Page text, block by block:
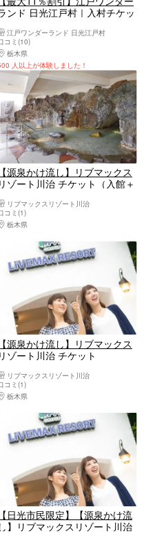
・今市
ンド 日光江戸村｜入村チケッ
江戸ワンダーランド 日光江戸村
コミ(10)
栃木県
人以上が体験しました！
・今市
【源泉かけ流し】リブマックス
リゾート川治 チケット（入館＋
リブマックスリゾート川治
コミ(1)
栃木県
・今市
【源泉かけ流し】リブマックス
リゾート川治 チケット
リブマックスリゾート川治
コミ(1)
栃木県
【日光市民限定】【源泉かけ流
し】リブマックスリゾート川治